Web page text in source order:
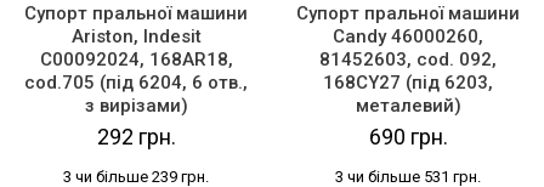
Супорт пральної машини
Ariston, Indesit
C00092024, 168AR18,
cod.705 (під 6204, 6 отв.,
з вирізами)
292 грн.
3 чи більше 239 грн.
Супорт пральної машини
Candy 46000260,
81452603, cod. 092,
168CY27 (під 6203,
металевий)
690 грн.
3 чи більше 531 грн.